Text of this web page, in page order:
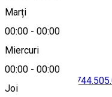
Marți
00:00 - 00:00
Miercuri
00:00 - 00:00
Joi
Hartă